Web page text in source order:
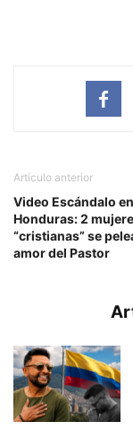
Artículo anterior
Video Escándalo en
Honduras: 2
“cristianas” se
amor del Pastor